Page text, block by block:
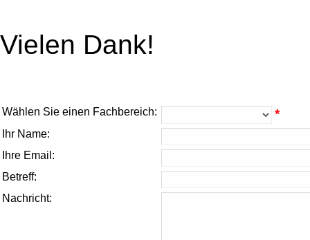
Vielen Dank!
Wählen Sie einen Fachbereich: *
Ihr Name:
Ihre Email:
Betreff:
Nachricht: